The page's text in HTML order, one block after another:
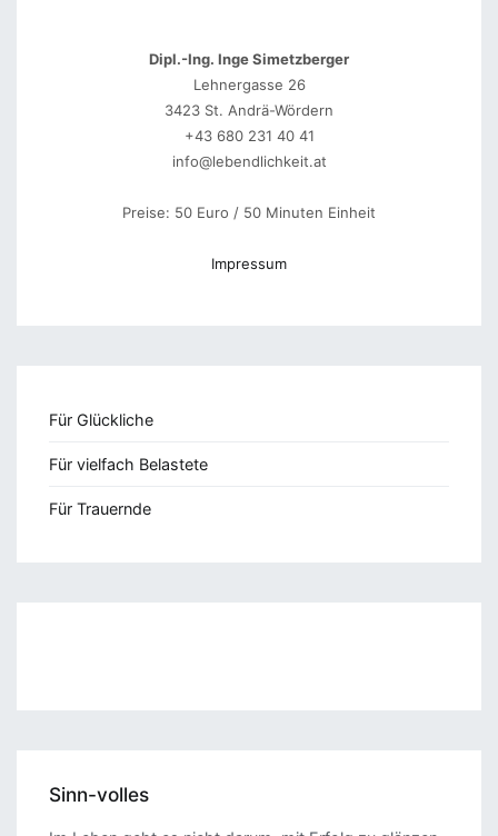
Dipl.-Ing. Inge Simetzberger
Lehnergasse 26
3423 St. Andrä-Wördern
+43 680 231 40 41
info@lebendlichkeit.at
Preise: 50 Euro / 50 Minuten Einheit
Impressum
Für Glückliche
Für vielfach Belastete
Für Trauernde
Sinn-volles